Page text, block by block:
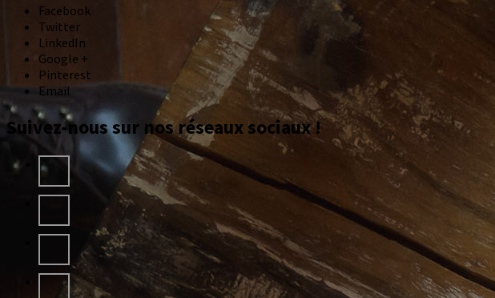
Facebook
Twitter
LinkedIn
Google +
Pinterest
Email
Suivez-nous sur nos réseaux sociaux !